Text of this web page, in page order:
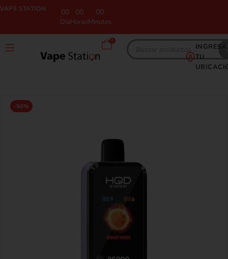
VAPE STATION 00
Día
00
Horas
00
Minutos
0
INGRESA
TU
-50%